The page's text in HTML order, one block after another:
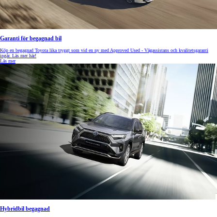
Garanti för begagnad bil
Köp en begagnad Toyota lika tryggt som vid en ny med Approved Used - Vägassistans och kvalitetsgaranti
ingår. Läs mer här!
Läs mer
Hybridbil begagnad